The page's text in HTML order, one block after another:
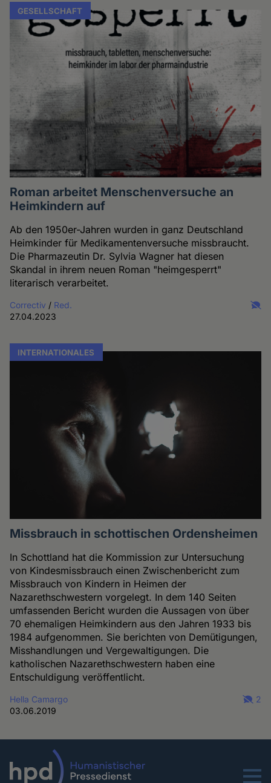
GESELLSCHAFT
Roman arbeitet Menschenversuche an
Heimkindern auf
Ab den 1950er-Jahren wurden in ganz Deutschland
Heimkinder für Medikamentenversuche missbraucht.
Die Pharmazeutin Dr. Sylvia Wagner hat diesen
Skandal in ihrem neuen Roman "heimgesperrt"
literarisch verarbeitet.
Correctiv / Red.
27.04.2023
INTERNATIONALES
Missbrauch in schottischen Ordensheimen
In Schottland hat die Kommission zur Untersuchung
von Kindesmissbrauch einen Zwischenbericht zum
Missbrauch von Kindern in Heimen der
Nazarethschwestern vorgelegt. In dem 140 Seiten
umfassenden Bericht wurden die Aussagen von über
70 ehemaligen Heimkindern aus den Jahren 1933 bis
1984 aufgenommen. Sie berichten von Demütigungen,
Misshandlungen und Vergewaltigungen. Die
katholischen Nazarethschwestern haben eine
Entschuldigung veröffentlicht.
Hella Camargo
03.06.2019
2
Menu